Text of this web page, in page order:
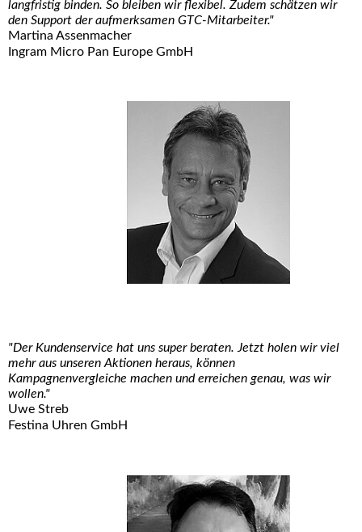
langfristig binden. So bleiben wir flexibel. Zudem schätzen wir
den Support der aufmerksamen GTC-Mitarbeiter."
Martina Assenmacher
Ingram Micro Pan Europe GmbH
"Der Kundenservice hat uns super beraten. Jetzt holen wir viel
mehr aus unseren Aktionen heraus, können
Kampagnenvergleiche machen und erreichen genau, was wir
wollen."
Uwe Streb
Festina Uhren GmbH